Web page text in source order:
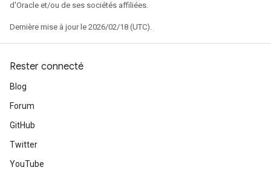
d'Oracle et/ou de ses sociétés affiliées.
Dernière mise à jour le 2026/02/18 (UTC).
Rester connecté
Blog
Forum
GitHub
Twitter
YouTube